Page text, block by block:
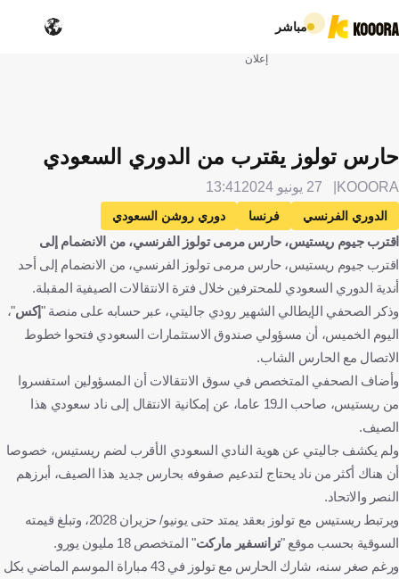
مباشر
إعلان
حارس تولوز يقترب من الدوري السعودي
KOOORA 27 يونيو 2024 13:41
الدوري الفرنسي فرنسا
دوري روشن السعودي
المملكة العربية السعودية
تولوز غيوم ريستس
الإنتقالات
كرة قدم
اقترب جيوم ريستيس، حارس مرمى تولوز الفرنسي، من الانضمام إلى
اقترب جيوم ريستيس، حارس مرمى تولوز الفرنسي، من الانضمام إلى أحد
أندية الدوري السعودي للمحترفين خلال فترة الانتقالات الصيفية المقبلة.
وذكر الصحفي الإيطالي الشهير رودي جاليتي، عبر حسابه على منصة "إكس"،
اليوم الخميس، أن مسؤولي صندوق الاستثمارات السعودي فتحوا خطوط
الاتصال مع الحارس الشاب.
وأضاف الصحفي المتخصص في سوق الانتقالات أن المسؤولين استفسروا
من ريستيس، صاحب الـ19 عاما، عن إمكانية الانتقال إلى ناد سعودي هذا
الصيف.
ولم يكشف جاليتي عن هوية النادي السعودي الأقرب لضم ريستيس، خصوصا
أن هناك أكثر من ناد يحتاج لتدعيم صفوفه بحارس جديد هذا الصيف، أبرزهم
النصر والاتحاد.
ويرتبط ريستيس مع تولوز بعقد يمتد حتى يونيو/ حزيران 2028، وتبلغ قيمته
السوقية بحسب موقع "ترانسفير ماركت" المتخصص 18 مليون يورو.
ورغم صغر سنه، شارك الحارس مع تولوز في 43 مباراة الموسم الماضي بكل